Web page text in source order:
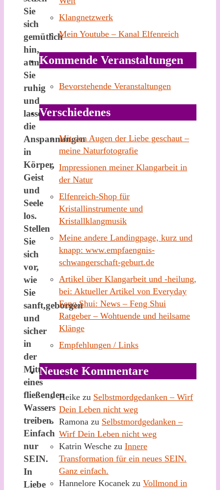
Sie
sich
gemütlich
hin,
atmen
Sie
ruhig
und
lassen
die
Anspannungen
in
Körper,
Geist
und
Seele
los.
Stellen
Sie
sich
vor,
wie
Sie
sanft,geborgen
und
sicher
in
der
Mitte
eines
fließenden
Wassers
treiben.
Einfach
nur
SEIN.
In
Liebe
Klangnetzwerk
Mein Youtube – Kanal Elfenreich
Kommende Veranstaltungen
Bevorstehende Veranstaltungen
Verschiedenes
Mit den Augen der Liebe geschaut –
meine Naturfotografie
Impressionen meiner Klangarbeit in
der Natur
Elfenreich-Shop für
Kristallinstrumente und
Kristallklangmusik
Meine andere Landingpage, kurz und
knapp: www.empfaengnis-
schwangerschaft-geburt.de
Artikel über Klangarbeit und -heilung,
bei: Aktueller Artikel von Everyday
Feng Shui: News – Feng Shui
Ratgeber – Wohtuende und heilsame
Klänge
Empfehlungen / Links
Neueste Kommentare
Heike zu Selbstmordgedanken – Wirf
Dein Leben nicht weg
Ramona zu Selbstmordgedanken –
Wirf Dein Leben nicht weg
Katrin Wesche zu Innere
Transformation für ein neues SEIN.
Ganz einfach.
Hannelore Kocanek zu Vollmond in